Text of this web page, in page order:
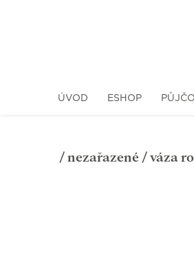
ÚVOD ESHOP
/ nezařazené / váza